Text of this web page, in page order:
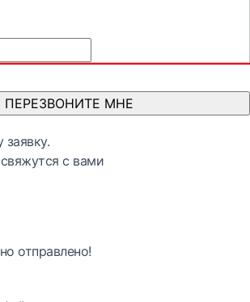
ПЕРЕЗВОНИТЕ МНЕ
с вами
отправлено!